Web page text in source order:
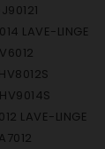
LAVE-LINGE
LAVE-LINGE